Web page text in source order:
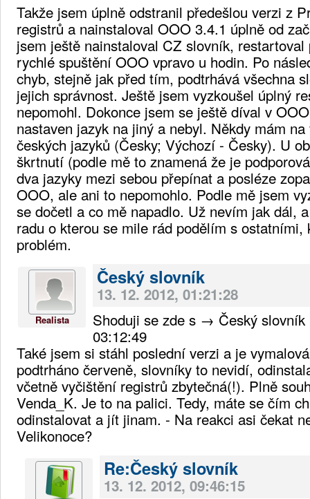
Takže jsem úplně odstranil předešlou verzi z
registrů a nainstaloval OOO 3.4.1 úplně od
jsem ještě nainstaloval CZ slovník, restartoval
rychlé spuštění OOO vpravo u hodin. Po
chyb, stejně jak před tím, podtrhává všechna
jejich správnost. Ještě jsem vyzkoušel úplný
nepomohl. Dokonce jsem se ještě díval v
nastaven jazyk na jiný a nebyl. Někdy mám
českých jazyků (Česky; Výchozí - Česky). U
škrtnutí (podle mě to znamená že je
dva jazyky mezi sebou přepínat a posléze
OOO, ale ani to nepomohlo. Podle mě jsem
se dočetl a co mě napadlo. Už nevím jak dál,
radu o kterou se mile rád podělím s
problém.
Realista
Český slovník
13. 12. 2012, 01:21:28
Shoduji se zde s → Český slovník
03:12:49
Také jsem si stáhl poslední verzi a je
podtrháno červeně, slovníky to nevidí,
včetně vyčištění registrů zbytečná(!). Plně
Venda_K. Je to na palici. Tedy, máte se čím
odinstalovat a jít jinam. - Na reakci asi čekat
Velikonoce?
Re:Český slovník
13. 12. 2012, 09:46:15